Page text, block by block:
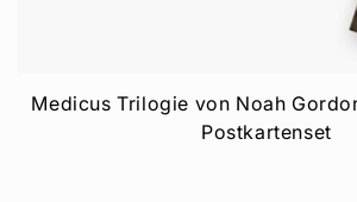
Medicus Trilogie von Noah
Postkartenset